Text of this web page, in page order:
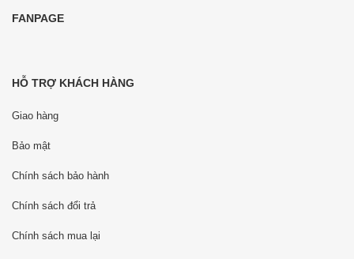
FANPAGE
HỖ TRỢ KHÁCH HÀNG
Giao hàng
Bảo mật
Chính sách bảo hành
Chính sách đổi trả
Chính sách mua lại